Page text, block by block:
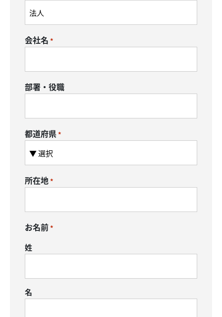
会社名 *
部署・役職
都道府県*
所在地*
お名前*
姓
名